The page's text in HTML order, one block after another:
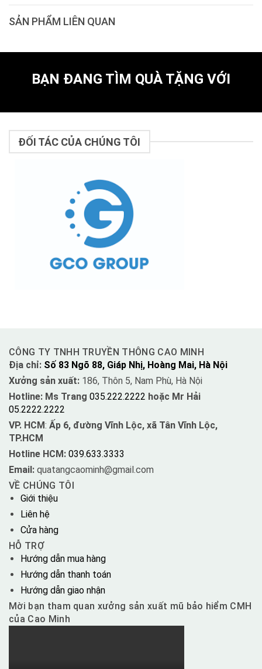
SẢN PHẨM LIÊN QUAN
BẠN ĐANG TÌM QUÀ TẶNG VỚI
ĐỐI TÁC CỦA CHÚNG TÔI
CÔNG TY TNHH TRUYỀN THÔNG CAO MINH
Địa chỉ: Số 83 Ngõ 88, Giáp Nhị, Hoàng Mai, Hà Nội
Xưởng sản xuất: 186, Thôn 5, Nam Phù, Hà Nội
Hotline: Ms Trang 035.222.2222 hoặc Mr Hải
05.2222.2222
VP. HCM: Ấp 6, đường Vĩnh Lộc, xã Tân Vĩnh Lộc,
TP.HCM
Hotline HCM: 039.633.3333
Email: quatangcaominh@gmail.com
VỀ CHÚNG TÔI
Giới thiệu
Liên hệ
Cửa hàng
HỖ TRỢ
Hướng dẫn mua hàng
Hướng dẫn thanh toán
Hướng dẫn giao nhận
Mời bạn tham quan xưởng sản xuất mũ bảo hiểm CMH
của Cao Minh